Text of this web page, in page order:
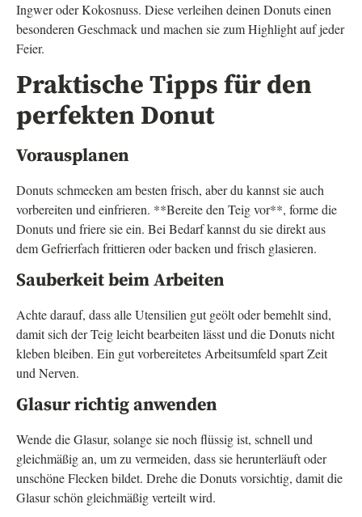
Ingwer oder Kokosnuss. Diese verleihen deinen Donuts einen
besonderen Geschmack und machen sie zum Highlight auf jeder
Feier.
Praktische Tipps für den
perfekten Donut
Vorausplanen
Donuts schmecken am besten frisch, aber du kannst sie auch
vorbereiten und einfrieren. **Bereite den Teig vor**, forme die
Donuts und friere sie ein. Bei Bedarf kannst du sie direkt aus
dem Gefrierfach frittieren oder backen und frisch glasieren.
Sauberkeit beim Arbeiten
Achte darauf, dass alle Utensilien gut geölt oder bemehlt sind,
damit sich der Teig leicht bearbeiten lässt und die Donuts nicht
kleben bleiben. Ein gut vorbereitetes Arbeitsumfeld spart Zeit
und Nerven.
Glasur richtig anwenden
Wende die Glasur, solange sie noch flüssig ist, schnell und
gleichmäßig an, um zu vermeiden, dass sie herunterläuft oder
unschöne Flecken bildet. Drehe die Donuts vorsichtig, damit die
Glasur schön gleichmäßig verteilt wird.